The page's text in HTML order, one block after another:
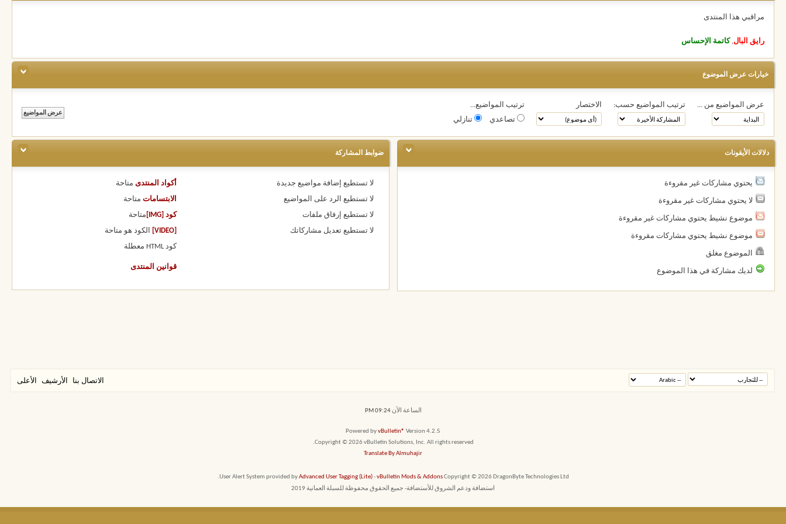
مراقبي هذا المنتدى
رايق البال, كاتمة الإحساس
خيارات عرض الموضوع
عرض المواضيع من ... ترتيب المواضيع حسب: الاختصار
ترتيب المواضيع...
تصاعدي
تنازلي
دلالات الأيقونات
يحتوي مشاركات غير مقروءة
لا يحتوي مشاركات غير مقروءة
موضوع نشيط يحتوي مشاركات غير مقروءة
موضوع نشيط يحتوي مشاركات مقروءة
الموضوع مغلق
لديك مشاركة في هذا الموضوع
ضوابط المشاركة
لا تستطيع إضافة مواضيع جديدة
لا تستطيع الرد على المواضيع
لا تستطيع إرفاق ملفات
لا تستطيع تعديل مشاركاتك
أكواد المنتدى متاحة
الابتسامات متاحة
كود [IMG] متاحة
[VIDEO] الكود هو متاحة
كود HTML معطلة
قوانين المنتدى
الاتصال بنا الأرشيف الأعلى
الساعة الآن09:24 PM
Powered byvBulletin® Version 4.2.5
Copyright © 2026 vBulletin Solutions, Inc. All rights reserved.
Translate By Almuhajir
User Alert System provided byAdvanced User Tagging (Lite)-vBulletin Mods & AddonsCopyright © 2026 DragonByte Technologies Ltd.
استضافة ودعم الشروق للأستضافة- جميع الحقوق محفوظة للسبلة العمانية 2019